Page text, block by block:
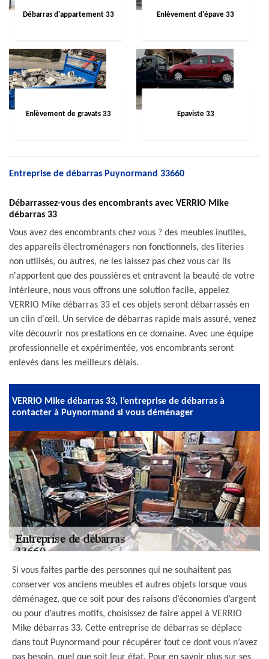
Débarras d'appartement 33 Enlèvement d'épave 33
Enlèvement de gravats 33 Epaviste 33
Entreprise de débarras Puynormand 33660
Débarrassez-vous des encombrants avec VERRIO Mike
débarras 33
Vous avez des encombrants chez vous ? des meubles inutiles,
des appareils électroménagers non fonctionnels, des literies
non utilisés, ou autres, ne les laissez pas chez vous car ils
n'apportent que des poussières et entravent la beauté de votre
intérieure, nous vous offrons une solution facile, appelez
VERRIO Mike débarras 33 et ces objets seront débarrassés en
un clin d'œil. Un service de débarras rapide mais assuré, venez
vite découvrir nos prestations en ce domaine. Avec une équipe
professionnelle et expérimentée, vos encombrants seront
enlevés dans les meilleurs délais.
VERRIO Mike débarras 33, l’entreprise de débarras à
contacter à Puynormand si vous déménager
Si vous faites partie des personnes qui ne souhaitent pas
conserver vos anciens meubles et autres objets lorsque vous
déménagez, que ce soit pour des raisons d’économies d’argent
ou pour d’autres motifs, choisissez de faire appel à VERRIO
Mike débarras 33. Cette entreprise de débarras se déplace
dans tout Puynormand pour récupérer tout ce dont vous n’avez